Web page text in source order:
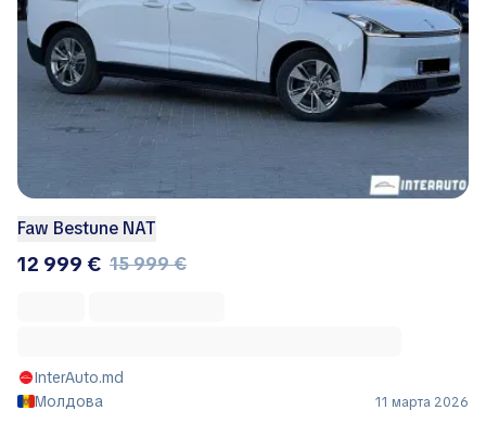
Faw Bestune NAT
12 999 € 15 999 €
InterAuto.md
Молдова
11 марта 2026